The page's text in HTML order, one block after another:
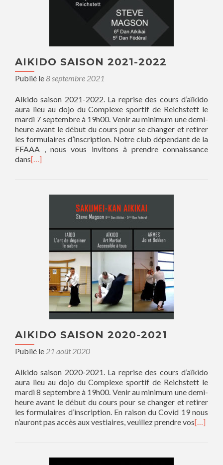
AIKIDO SAISON 2021-2022
Publié le8 septembre 2021
Aikido saison 2021-2022. La reprise des cours d’aïkido
aura lieu au dojo du Complexe sportif de Reichstett le
mardi 7 septembre à 19h00. Venir au minimum une demi-
heure avant le début du cours pour se changer et retirer
les formulaires d’inscription. Notre club dépendant de la
FFAAA , nous vous invitons à prendre connaissance
dans[…]
AIKIDO SAISON 2020-2021
Publié le 21 août 2020
Aikido saison 2020-2021. La reprise des cours d’aïkido
aura lieu au dojo du Complexe sportif de Reichstett le
mardi 8 septembre à 19h00. Venir au minimum une demi-
heure avant le début du cours pour se changer et retirer
les formulaires d’inscription. En raison du Covid 19 nous
n’auront pas accès aux vestiaires, veuillez prendre vos[…]